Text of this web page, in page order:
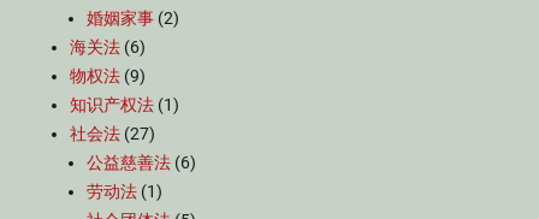
婚姻家事 (2)
海关法 (6)
物权法 (9)
知识产权法 (1)
社会法 (27)
公益慈善法 (6)
劳动法 (1)